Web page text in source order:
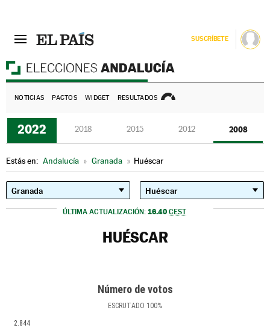
SUSCRÍBETE
NOTICIAS PACTOS WIDGET RESULTADOS
2022 2018 2015 2012 2008
Estás en: Andalucía » Granada » Huéscar
ÚLTIMA ACTUALIZACIÓN: 16.40 CEST
HUÉSCAR
Número de votos
ESCRUTADO 100%
2.844